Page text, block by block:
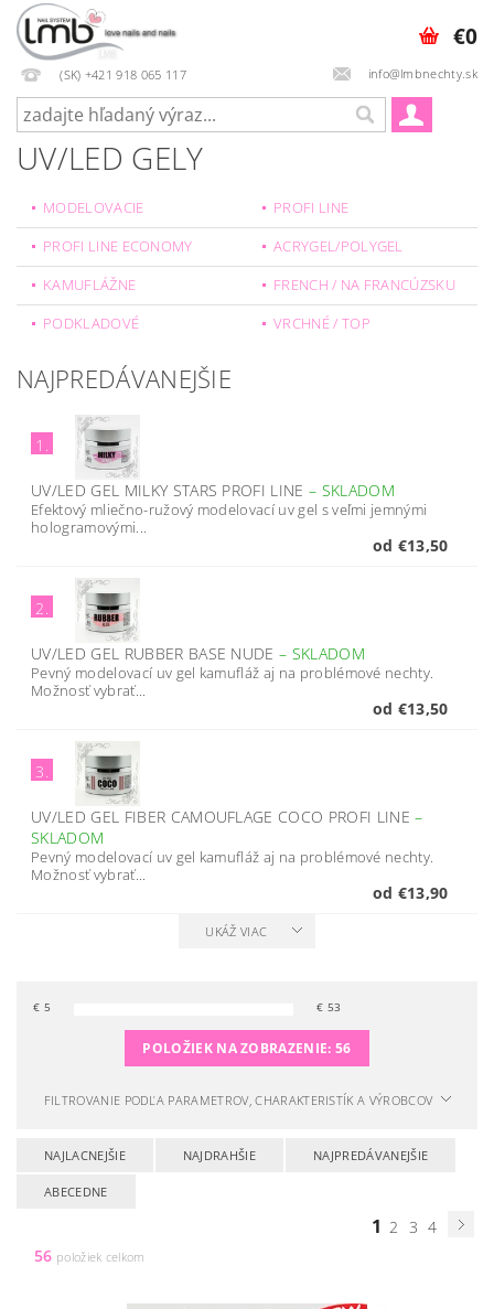
(SK) +421 918 065 117 info@lmbnechty.sk
€0
UV/LED GELY
MODELOVACIE
PROFI LINE
PROFI LINE ECONOMY
ACRYGEL/POLYGEL
KAMUFLÁŽNE
FRENCH / NA FRANCÚZSKU
PODKLADOVÉ
VRCHNÉ / TOP
NAJPREDÁVANEJŠIE
1.
UV/LED GEL MILKY STARS PROFI LINE– SKLADOM
Efektový mliečno-ružový modelovací uv gel s veľmi jemnými
hologramovými...
od €13,50
2.
UV/LED GEL RUBBER BASE NUDE– SKLADOM
Pevný modelovací uv gel kamufláž aj na problémové nechty.
Možnosť vybrať...
od €13,50
3.
UV/LED GEL FIBER CAMOUFLAGE COCO PROFI LINE–
SKLADOM
Pevný modelovací uv gel kamufláž aj na problémové nechty.
Možnosť vybrať...
od €13,90
UKÁŽ VIAC
€ 5 €53
POLOŽIEK NA ZOBRAZENIE:56
FILTROVANIE PODĽA PARAMETROV, CHARAKTERISTÍK A VÝROBCOV
NAJLACNEJŠIE NAJDRAHŠIE NAJPREDÁVANEJŠIE
ABECEDNE
1 2 3 4
56 položiek celkom